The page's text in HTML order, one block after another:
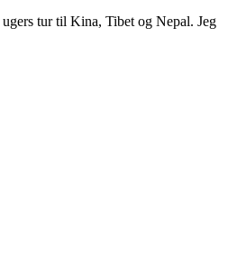
tur til Kina, Tibet og Nepal. Jeg